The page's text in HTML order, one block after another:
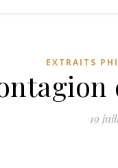
EXTRAITS
19